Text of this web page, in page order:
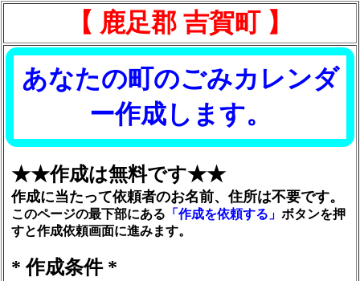
【 鹿足郡 吉賀町 】
あなたの町のごみカレンダ
ー作成します。
★★作成は無料です★★
作成に当たって依頼者のお名前、住所は不要です。
このページの最下部にある 「作成を依頼する」 ボタンを押
すと作成依頼画面に進みます。
* 作成条件 *